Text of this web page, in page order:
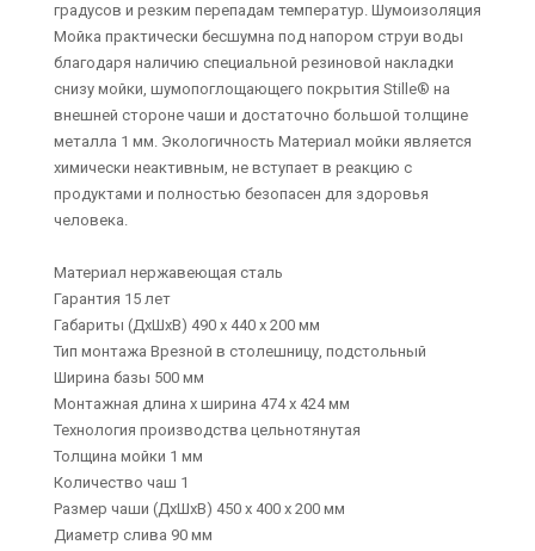
градусов и резким перепадам температур. Шумоизоляция
Мойка практически бесшумна под напором струи воды
благодаря наличию специальной резиновой накладки
снизу мойки, шумопоглощающего покрытия Stille® на
внешней стороне чаши и достаточно большой толщине
металла 1 мм. Экологичность Материал мойки является
химически неактивным, не вступает в реакцию с
продуктами и полностью безопасен для здоровья
человека.
Материал нержавеющая сталь
Гарантия 15 лет
Габариты (ДхШхВ) 490 х 440 х 200 мм
Тип монтажа Врезной в столешницу, подстольный
Ширина базы 500 мм
Монтажная длина х ширина 474 х 424 мм
Технология производства цельнотянутая
Толщина мойки 1 мм
Количество чаш 1
Размер чаши (ДхШхВ) 450 х 400 х 200 мм
Диаметр слива 90 мм